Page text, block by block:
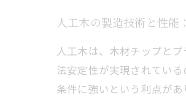
人工木の製造技術と性能
人工木は、木材チップと
法安定性が実現されてい
条件に強いという利点が